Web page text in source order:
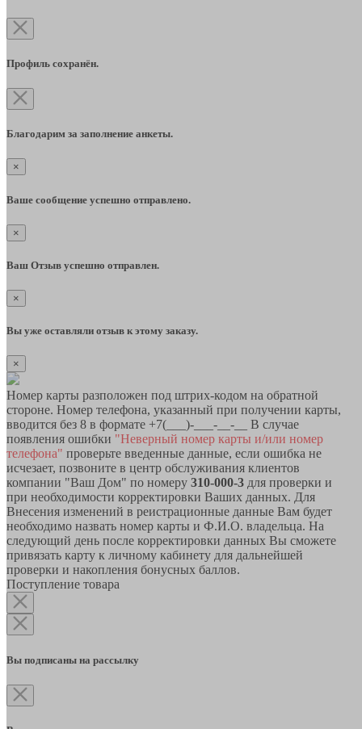
Профиль сохранён.
Благодарим за заполнение анкеты.
×
Ваше сообщение успешно отправлено.
×
Ваш Отзыв успешно отправлен.
×
Вы уже оставляли отзыв к этому заказу.
×
Номер карты разположен под штрих-кодом на обратной
стороне. Номер телефона, указанный при получении карты,
вводится без 8 в формате +7(___)-___-__-__ В случае
появления ошибки "Неверный номер карты и/или номер
телефона" проверьте введенные данные, если ошибка не
исчезает, позвоните в центр обслуживания клиентов
компании "Ваш Дом" по номеру 310-000-3 для проверки и
при необходимости корректировки Ваших данных. Для
Внесения изменений в реистрационные данные Вам будет
необходимо назвать номер карты и Ф.И.О. владельца. На
следующий день после корректировки данных Вы сможете
привязать карту к личному кабинету для дальнейшей
проверки и накопления бонусных баллов.
Поступление товара
Вы подписаны на рассылку